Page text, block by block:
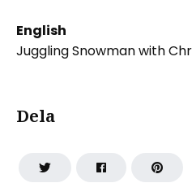
English
Juggling Snowman with
Dela